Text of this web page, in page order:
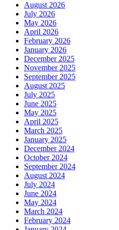
August 2026
July 2026
May 2026
April 2026
February 2026
January 2026
December 2025
November 2025
September 2025
August 2025
July 2025
June 2025
May 2025
April 2025
March 2025
January 2025
December 2024
October 2024
September 2024
August 2024
July 2024
June 2024
May 2024
March 2024
February 2024